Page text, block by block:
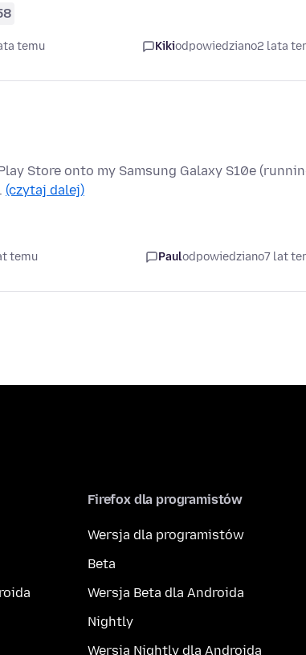
temu Kikiodpowiedziano2 lata
Store onto my Samsung Galaxy S10e
(czytaj dalej)
temu Paulodpowiedziano7 lat
Firefox dla programistów
Wersja dla programistów
Beta
Wersja Beta dla Androida
Nightly
Wersja Nightly dla Androida